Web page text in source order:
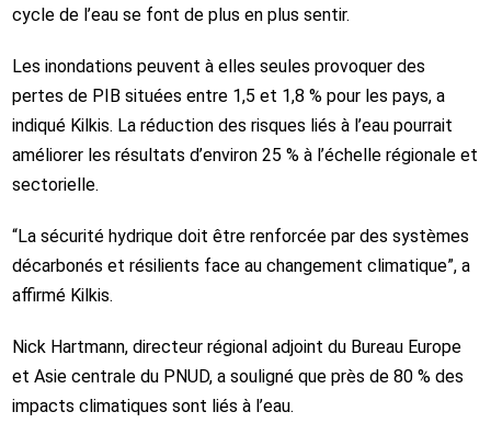
cycle de l’eau se font de plus en plus sentir.
Les inondations peuvent à elles seules provoquer des
pertes de PIB situées entre 1,5 et 1,8 % pour les pays, a
indiqué Kilkis. La réduction des risques liés à l’eau pourrait
améliorer les résultats d’environ 25 % à l’échelle régionale et
sectorielle.
“La sécurité hydrique doit être renforcée par des systèmes
décarbonés et résilients face au changement climatique”, a
affirmé Kilkis.
Nick Hartmann, directeur régional adjoint du Bureau Europe
et Asie centrale du PNUD, a souligné que près de 80 % des
impacts climatiques sont liés à l’eau.